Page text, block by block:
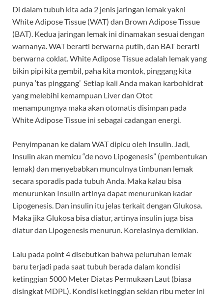
Di dalam tubuh kita ada 2 jenis jaringan lemak yakni
White Adipose Tissue (WAT) dan Brown Adipose Tissue
(BAT). Kedua jaringan lemak ini dinamakan sesuai dengan
warnanya. WAT berarti berwarna putih, dan BAT berarti
berwarna coklat. White Adipose Tissue adalah lemak yang
bikin pipi kita gembil, paha kita montok, pinggang kita
punya ‘tas pinggang’ Setiap kali Anda makan karbohidrat
yang melebihi kemampuan Liver dan Otot
menampungnya maka akan otomatis disimpan pada
White Adipose Tissue ini sebagai cadangan energi.
Penyimpanan ke dalam WAT dipicu oleh Insulin. Jadi,
Insulin akan memicu “de novo Lipogenesis” (pembentukan
lemak) dan menyebabkan munculnya timbunan lemak
secara sporadis pada tubuh Anda. Maka kalau bisa
menurunkan Insulin artinya dapat menurunkan kadar
Lipogenesis. Dan insulin itu jelas terkait dengan Glukosa.
Maka jika Glukosa bisa diatur, artinya insulin juga bisa
diatur dan Lipogenesis menurun. Korelasinya demikian.
Lalu pada point 4 disebutkan bahwa peluruhan lemak
baru terjadi pada saat tubuh berada dalam kondisi
ketinggian 5000 Meter Diatas Permukaan Laut (biasa
disingkat MDPL). Kondisi ketinggian sekian ribu meter ini